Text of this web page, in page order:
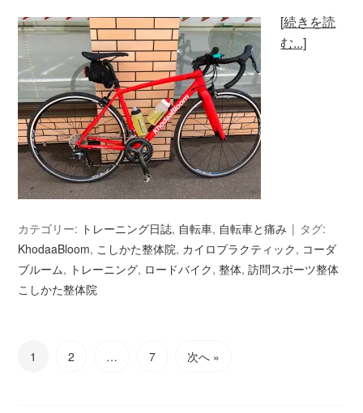
[続きを読
む...]
カテゴリー: トレーニング日誌, 自転車, 自転車と痛み
タグ:
KhodaaBloom, こしかた整体院, カイロプラクティック, コーダ
ブルーム, トレーニング, ロードバイク,整体,訪問スポーツ整体
こしかた整体院
1 2 … 7 次へ »